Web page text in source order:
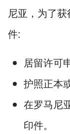
尼亚，为了
件:
居留许可
护照正本
在罗马尼
印件。